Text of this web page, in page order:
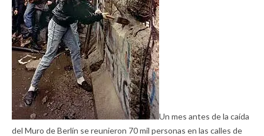
Un mes antes de la caída
del Muro de Berlín se reunieron 70 mil personas en las calles de